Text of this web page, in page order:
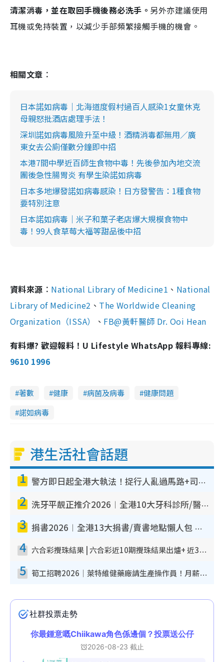
清潔消毒，並在取回手機後務必洗手。 另外亦建議使用
耳機或免持裝置，以減少手部頻繁接觸手機的機會。
相關文章︰
日本諾如病毒｜北海道度假村過百人感染1女童休克
母親怒批酒店處理手法！
深圳諾如病毒風險升至中級！酒精消毒都無用／廣
東女去公廁僅數分鐘即中招
本港7間中學近百師生食物中毒！先後參加內地交流
團後急性腸胃炎 有學生染諾如病毒
日本多地爆發諾如病毒感染！日方發警告：1種食物
要特別注意
日本諾如病毒｜米子和菓子老店爆大規模食物中
毒！99人食草莓大福等甜品後中招
資料來源︰ National Library of Medicine1 、 National
Library of Medicine2 、 The Worldwide Cleaning
Organization（ISSA）
、 FB@黃軒醫師 Dr. Ooi Hean
有料爆? 歡迎報料！U Lifestyle WhatsApp 報料專線:
9610 1996
著數 健康 病菌及病毒
健康問題
諾如病毒
港生活社會話題
1 警方即日起全港大執法！捉行人亂過馬路+司機不專注駕駛！亂過馬路罰$2000
2 洗牙平靚正推介2026︱全港10大牙科診所/醫院懶人包 夜診至8點/鎮靜潔牙/醫療券適用
3 捐書2026︱全港13大捐書/賣書地點懶人包 二手課本最高$150＋舊書換免費咖啡/戲票
4 六合彩攪珠結果 | 六合彩近10期攪珠結果出爐+ 近30期最旺熱門中獎號碼
5 筍工招聘2026｜萊特維健藥廠請生產操作員！月薪高達$1.7萬 冷氣廠房/五天工作/保證雙糧